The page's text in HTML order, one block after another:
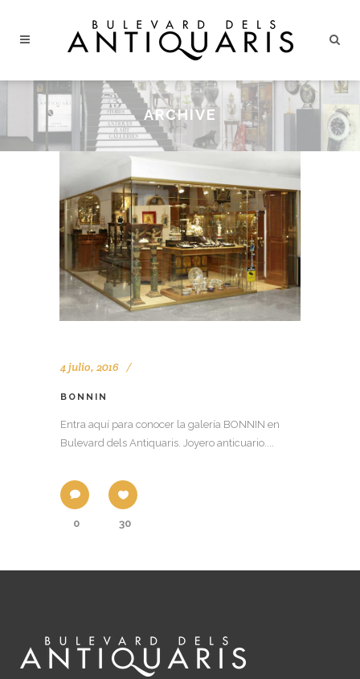
ES EN
ARCHIVE
4 julio, 2016
BONNIN
Entra aquí para conocer la galería BONNIN en
Bulevard dels Antiquaris. Joyero anticuario....
0 30